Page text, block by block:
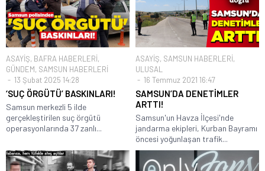
ASAYİŞ, BAFRA HABERLERİ,
GÜNDEM, SAMSUN HABERLERİ
13 Şubat 2025 14:28
‘SUÇ ÖRGÜTÜ’ BASKINLARI!
Samsun merkezli 5 ilde
gerçekleştirilen suç örgütü
operasyonlarında 37 zanlı...
ASAYİŞ, SAMSUN HABERLERİ,
ULUSAL
16 Temmuz 2021 16:47
SAMSUN’DA DENETİMLER
ARTTI!
Samsun'un Havza İlçesi'nde
jandarma ekipleri, Kurban Bayramı
öncesi yoğunlaşan trafik...